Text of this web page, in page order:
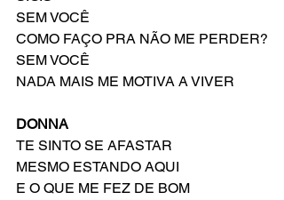
SEM VOCÊ
COMO FAÇO PRA NÃO ME PERDER?
SEM VOCÊ
NADA MAIS ME MOTIVA A VIVER
DONNA
TE SINTO SE AFASTAR
MESMO ESTANDO AQUI
E O QUE ME FEZ DE BOM